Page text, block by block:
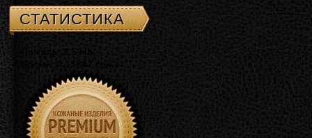
СТАТИСТИКА
Память: 3.5 Mb
Время: 0.15847 сек.